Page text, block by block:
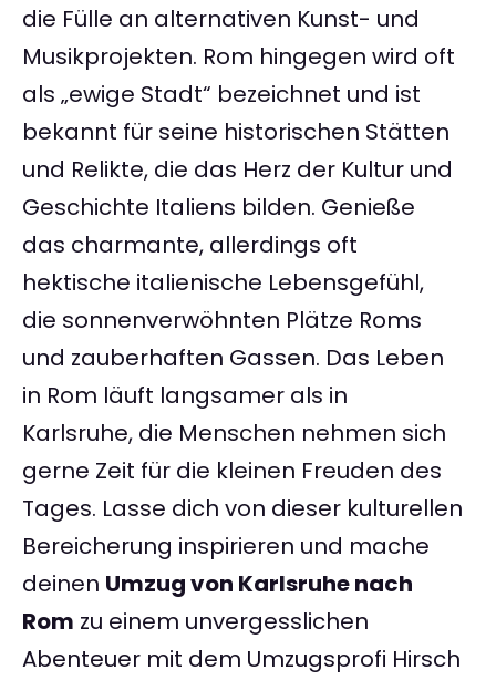
die Fülle an alternativen Kunst- und
Musikprojekten. Rom hingegen wird oft
als „ewige Stadt“ bezeichnet und ist
bekannt für seine historischen Stätten
und Relikte, die das Herz der Kultur und
Geschichte Italiens bilden. Genieße
das charmante, allerdings oft
hektische italienische Lebensgefühl,
die sonnenverwöhnten Plätze Roms
und zauberhaften Gassen. Das Leben
in Rom läuft langsamer als in
Karlsruhe, die Menschen nehmen sich
gerne Zeit für die kleinen Freuden des
Tages. Lasse dich von dieser kulturellen
Bereicherung inspirieren und mache
deinen Umzug von Karlsruhe nach
Rom zu einem unvergesslichen
Abenteuer mit dem Umzugsprofi Hirsch